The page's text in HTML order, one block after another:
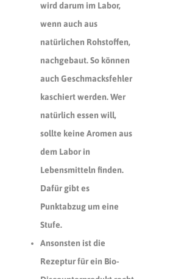
wird darum im Labor,
wenn auch aus
natürlichen Rohstoffen,
nachgebaut. So können
auch Geschmacksfehler
kaschiert werden. Wer
natürlich essen will,
sollte keine Aromen aus
dem Labor in
Lebensmitteln finden.
Dafür gibt es
Punktabzug um eine
Stufe.
Ansonsten ist die
Rezeptur für ein Bio-